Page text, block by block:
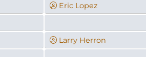
Eric Lopez
Larry Herron